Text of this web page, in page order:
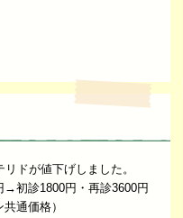
ドが値下げしました。
→初診1800円・再診3600円
通価格）